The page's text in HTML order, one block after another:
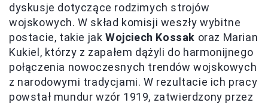
dyskusje dotyczące rodzimych strojów
wojskowych. W skład komisji weszły wybitne
postacie, takie jakWojciech Kossak oraz Marian
Kukiel, którzy z zapałem dążyli do harmonijnego
połączenia nowoczesnych trendów wojskowych
z narodowymi tradycjami. W rezultacie ich pracy
powstał mundur wzór 1919, zatwierdzony przez